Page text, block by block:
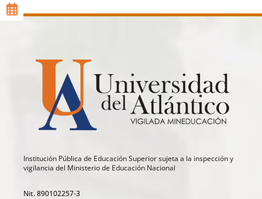
Institución Pública de Educación Superior sujeta a la inspección y
vigilancia del Ministerio de Educación Nacional
Nit. 890102257-3